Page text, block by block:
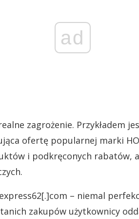
ad
zagrożenie. Przykładem
ofertę popularnej marki
i podkręconych rabatów,
– niemal
zakupów użytkownicy